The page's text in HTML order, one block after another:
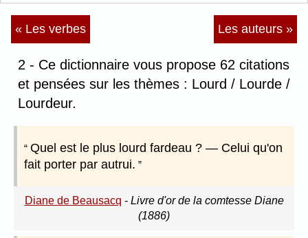
« Les verbes Les auteurs »
2 - Ce dictionnaire vous propose 62 citations
et pensées sur les thèmes : Lourd / Lourde /
Lourdeur.
Quel est le plus lourd fardeau ? — Celui qu'on
fait porter par autrui.
Diane de Beausacq - Livre d'or de la comtesse Diane
(1886)